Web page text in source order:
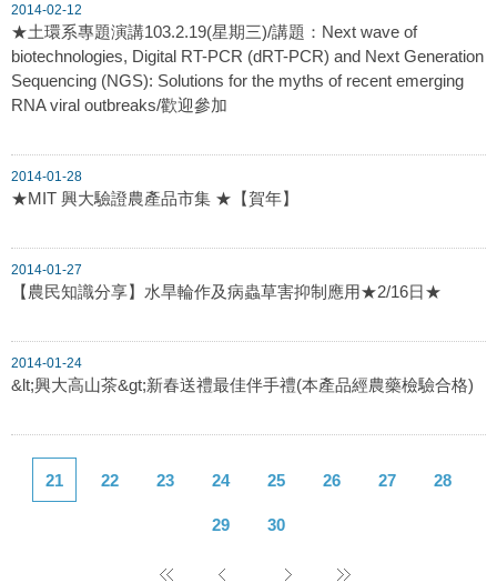
2014-02-12
★土環系專題演講103.2.19(星期三)/講題：Next wave of
biotechnologies, Digital RT-PCR (dRT-PCR) and Next Generation
Sequencing (NGS): Solutions for the myths of recent emerging
RNA viral outbreaks/歡迎參加
2014-01-28
★MIT 興大驗證農產品市集 ★【賀年】
2014-01-27
【農民知識分享】水旱輪作及病蟲草害抑制應用★2/16日★
2014-01-24
&lt;興大高山茶&gt;新春送禮最佳伴手禮(本產品經農藥檢驗合格)
21 22 23 24 25 26 27 28
29 30